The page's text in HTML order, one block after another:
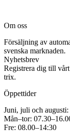
Om oss
Försäljning av
svenska marknaden.
Nyhetsbrev
Registrera dig till
trix.
Öppettider
Juni, juli och augusti:
Mån–tor:
Fre: 08.00–14:30